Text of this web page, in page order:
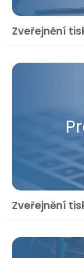
Zveřejnění
Zveřejnění